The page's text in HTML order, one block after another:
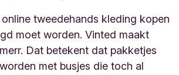
tweedehands kleding kopen
moet worden. Vinted maakt
r. Dat betekent dat pakketjes
met busjes die toch al